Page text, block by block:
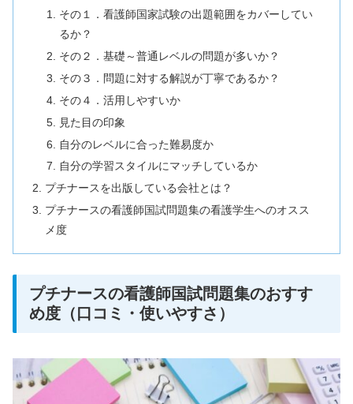
その１．看護師国家試験の出題範囲をカバーしてい
るか？
その２．基礎～普通レベルの問題が多いか？
その３．問題に対する解説が丁寧であるか？
その４．活用しやすいか
見た目の印象
自分のレベルに合った難易度か
自分の学習スタイルにマッチしているか
プチナースを出版している会社とは？
プチナースの看護師国試問題集の看護学生へのオスス
メ度
プチナースの看護師国試問題集のおすす
め度（口コミ・使いやすさ）